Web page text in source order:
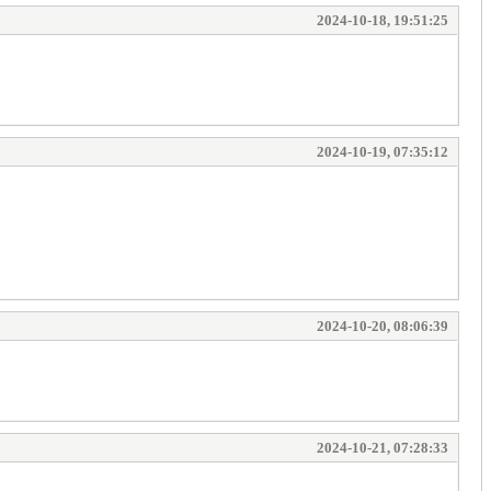
2024-10-18, 19:51:25
2024-10-19, 07:35:12
2024-10-20, 08:06:39
2024-10-21, 07:28:33